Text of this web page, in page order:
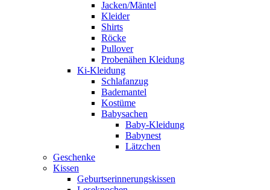
Jacken/Mäntel
Kleider
Shirts
Röcke
Pullover
Probenähen Kleidung
Ki-Kleidung
Schlafanzug
Bademantel
Kostüme
Babysachen
Baby-Kleidung
Babynest
Lätzchen
Geschenke
Kissen
Geburtserinnerungskissen